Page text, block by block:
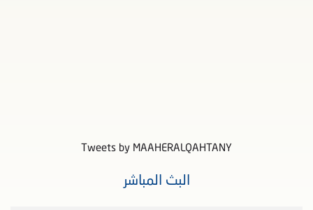
Tweets by MAAHERALQAHTANY
البث المباشر